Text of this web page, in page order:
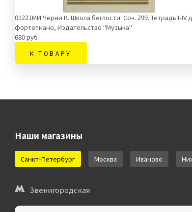
01221МИ Черни К. Школа беглости. Соч. 299. Тетрадь I-IV
фортепиано, Издательство "Музыка"
680 руб
К ТОВАРУ
Наши магазины
Санкт-Петербург Москва Иваново
Звенигородская